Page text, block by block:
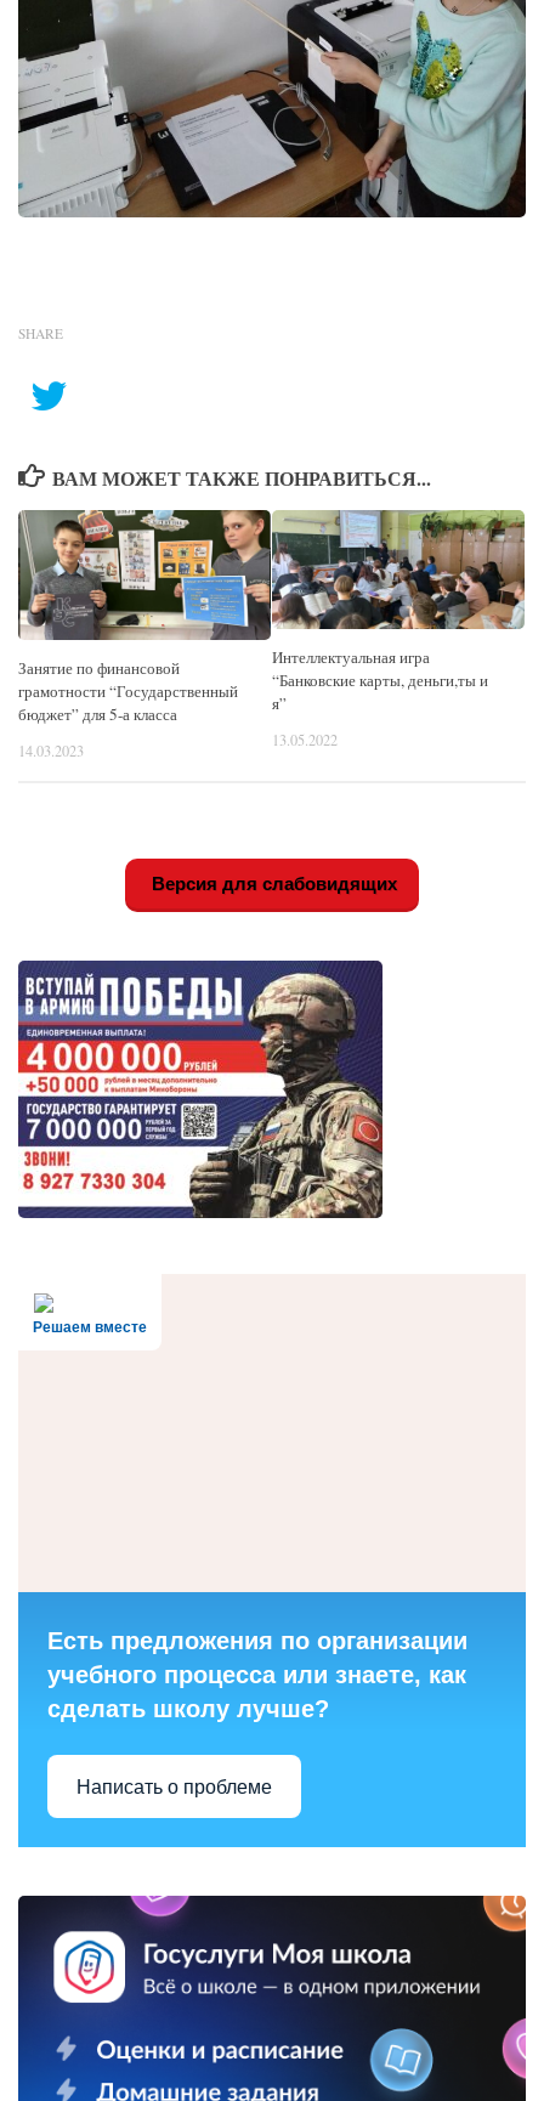
SHARE
ВАМ МОЖЕТ ТАКЖЕ ПОНРАВИТЬСЯ...
Занятие по финансовой
грамотности “Государственный
бюджет” для 5-а класса
14.03.2023
Интеллектуальная игра
“Банковские карты, деньги,ты и
я”
13.05.2022
Версия для слабовидящих
Решаем вместе
Есть предложения по организации
учебного процесса или знаете, как
сделать школу лучше?
Написать о проблеме